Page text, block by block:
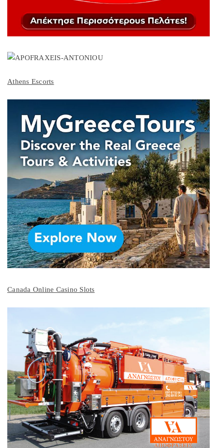
Athens Escorts
Canada Online Casino Slots